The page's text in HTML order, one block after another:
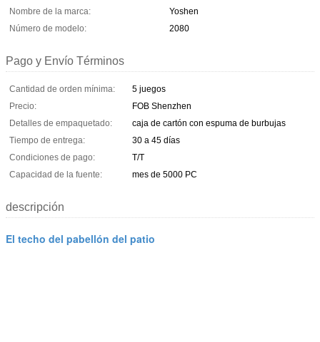
Nombre de la marca:
Yoshen
Número de modelo:
2080
Pago y Envío Términos
Cantidad de orden mínima:
5 juegos
Precio:
FOB Shenzhen
Detalles de empaquetado:
caja de cartón con espuma de burbujas
Tiempo de entrega:
30 a 45 días
Condiciones de pago:
T/T
Capacidad de la fuente:
mes de 5000 PC
descripción
El techo del pabellón del patio